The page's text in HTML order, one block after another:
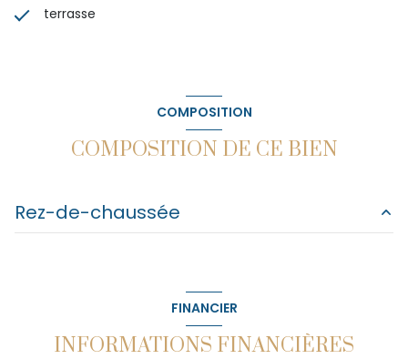
terrasse
COMPOSITION
COMPOSITION DE CE BIEN
Rez-de-chaussée
FINANCIER
INFORMATIONS FINANCIÈRES